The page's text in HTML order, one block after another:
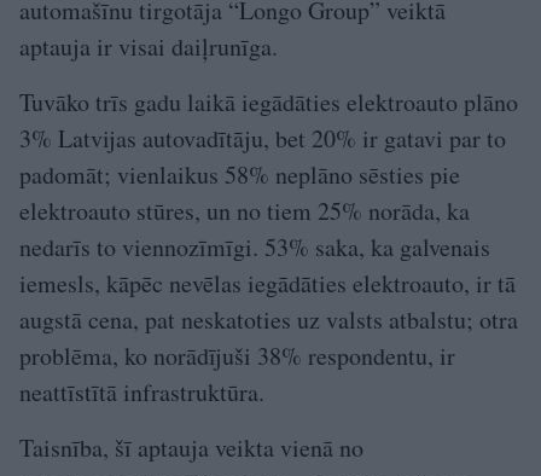
automašīnu tirgotāja “Longo Group” veiktā
aptauja ir visai daiļrunīga.
Tuvāko trīs gadu laikā iegādāties elektroauto plāno
3% Latvijas autovadītāju, bet 20% ir gatavi par to
padomāt; vienlaikus 58% neplāno sēsties pie
elektroauto stūres, un no tiem 25% norāda, ka
nedarīs to viennozīmīgi. 53% saka, ka galvenais
iemesls, kāpēc nevēlas iegādāties elektroauto, ir tā
augstā cena, pat neskatoties uz valsts atbalstu; otra
problēma, ko norādījuši 38% respondentu, ir
neattīstītā infrastruktūra.
Taisnība, šī aptauja veikta vienā no